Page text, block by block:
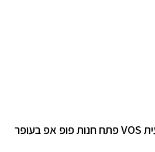
מותג הקוסמטיקה הטבעית VOS פתח חנות פופ אפ בעופר